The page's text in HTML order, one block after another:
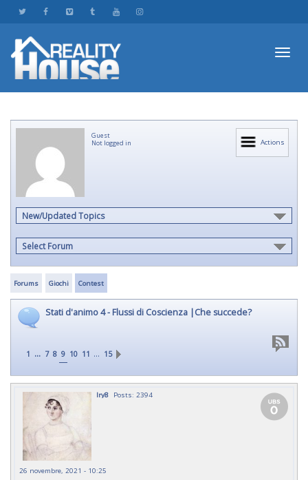
Actions
Guest
Not logged in
New/Updated Topics
Select Forum
Forums Giochi Contest
Stati d'animo 4 - Flussi di Coscienza |Che succede?
1 ... 7 8 9 10 11 … 15
Iry8 Posts: 2394
26 novembre, 2021 - 10:25